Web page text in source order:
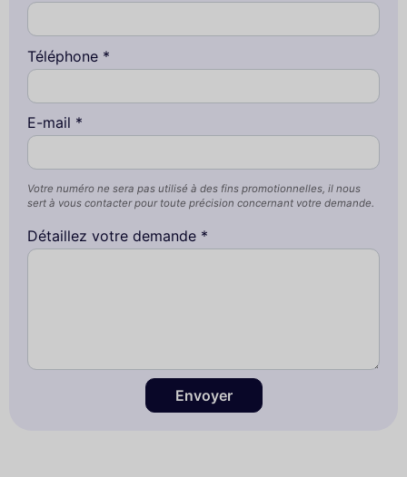
Téléphone *
E-mail *
Votre numéro ne sera pas utilisé à des fins promotionnelles, il nous
sert à vous contacter pour toute précision concernant votre demande.
Détaillez votre demande *
Envoyer